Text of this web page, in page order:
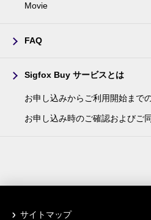
Movie
FAQ
Sigfox Buy サービスとは
お申し込みからご利用開始まで
お申し込み時のご確認およびご
サイトマップ